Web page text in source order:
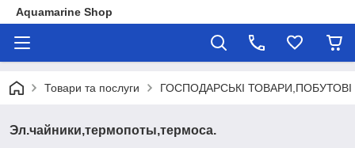
Aquamarine Shop
Товари та послуги ГОСПОДАРСЬКІ
Эл.чайники,термопоты,термоса.